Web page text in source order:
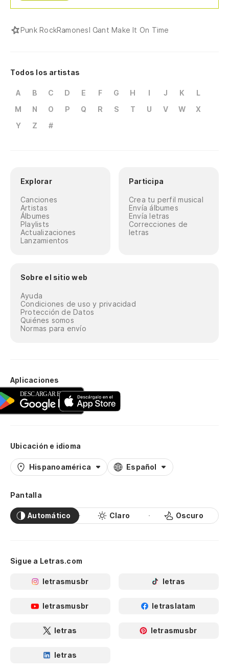
Punk RockRamonesI Cant Make It On Time
Todos los artistas
A B C D E F G H I J K
L
M
N O P Q R S T U V W
X
Y
Z #
Explorar
Canciones
Artistas
Álbumes
Playlists
Actualizaciones
Lanzamientos
Participa
Crea tu perfil musical
Envía álbumes
Envía letras
Correcciones de
letras
Sobre el sitio web
Ayuda
Condiciones de uso y privacidad
Protección de Datos
Quiénes somos
Normas para envío
Aplicaciones
Ubicación e idioma
Hispanoamérica Español
Pantalla
Automático Claro Oscuro
Sigue a Letras.com
letrasmusbr letras
letrasmusbr letraslatam
letras letrasmusbr
letras